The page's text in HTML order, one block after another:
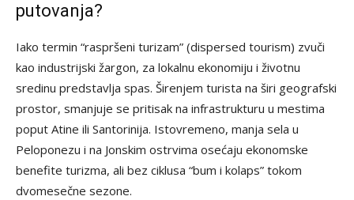
putovanja?
Iako termin “raspršeni turizam” (dispersed tourism) zvuči
kao industrijski žargon, za lokalnu ekonomiju i životnu
sredinu predstavlja spas. Širenjem turista na širi geografski
prostor, smanjuje se pritisak na infrastrukturu u mestima
poput Atine ili Santorinija. Istovremeno, manja sela u
Peloponezu i na Jonskim ostrvima osećaju ekonomske
benefite turizma, ali bez ciklusa “bum i kolaps” tokom
dvomesečne sezone.